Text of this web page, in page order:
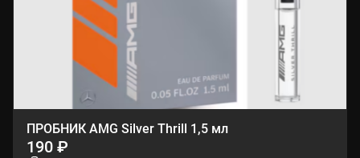
ПРОБНИК AMG Silver Thrill 1,5 мл
190 ₽